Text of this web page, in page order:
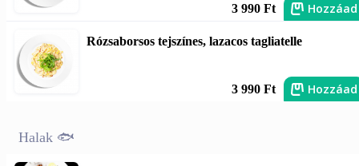
3 990 Ft Hozzáad
Rózsaborsos tejszínes, lazacos tagliatelle
3 990 Ft Hozzáad
Halak 🐟